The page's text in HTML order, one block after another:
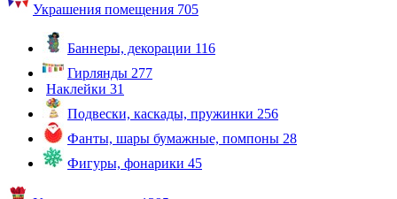
Украшения помещения 705
Баннеры, декорации 116
Гирлянды 277
Наклейки 31
Подвески, каскады, пружинки 256
Фанты, шары бумажные, помпоны 28
Фигуры, фонарики 45